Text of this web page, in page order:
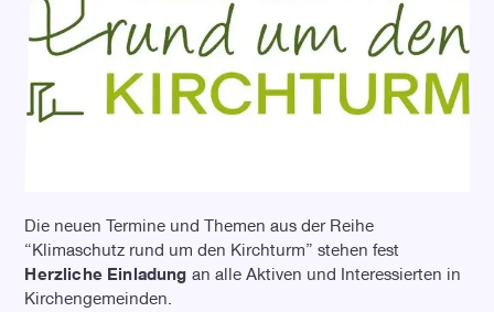
Die neuen Termine und Themen aus der Reihe
“Klimaschutz rund um den Kirchturm” stehen fest
Herzliche Einladung an alle Aktiven und Interessierten in
Kirchengemeinden.